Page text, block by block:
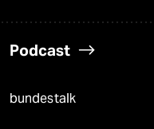
Podcast
bundestalk